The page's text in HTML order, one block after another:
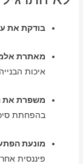
בודקת את
מאתרת
איכות
משפרת את
בהפחתת
מונעת
פיננסית